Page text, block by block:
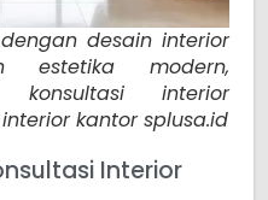
desain interior
estetika modern,
konsultasi interior
kantor splusa.id
Interior